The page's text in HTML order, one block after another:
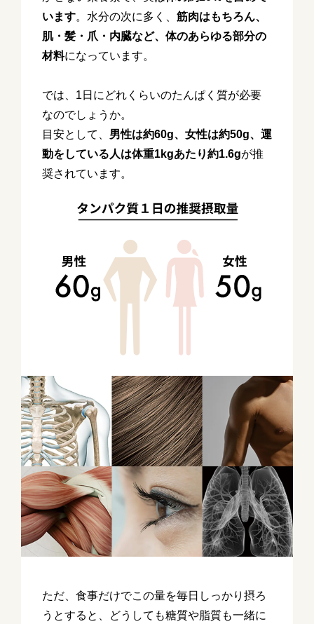
います。水分の次に多く、 筋肉はもちろん、
肌・髪・爪・内臓など、体のあらゆる部分の
材料になっています。
では、1日にどれくらいのたんぱく質が必要
なのでしょうか。
目安として、 男性は約60g、女性は約50g、運
動をしている人は体重1kgあたり約1.6gが推
奨されています。
ただ、食事だけでこの量を毎日しっかり摂ろ
うとすると、どうしても糖質や脂質も一緒に